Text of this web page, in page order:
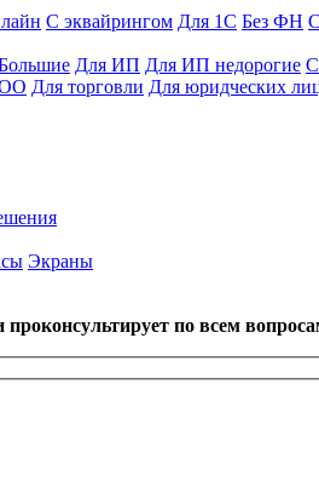
С эквайрингом Для 1С Без ФН
Для ИП Для ИП недорогие
Для торговли Для юридческих
Экраны
проконсультирует по всем